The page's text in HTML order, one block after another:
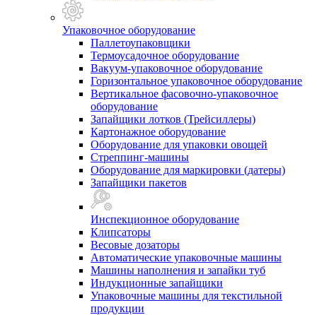
Упаковочное оборудование
Паллетоупаковщики
Термоусадочное оборудование
Вакуум-упаковочное оборудование
Горизонтальное упаковочное оборудование
Вертикальное фасовочно-упаковочное
оборудование
Запайщики лотков (Трейсиллеры)
Картонажное оборудование
Оборудование для упаковки овощей
Стреппинг-машины
Оборудование для маркировки (датеры)
Запайщики пакетов
Инспекционное оборудование
Клипсаторы
Весовые дозаторы
Автоматические упаковочные машины
Машины наполнения и запайки туб
Индукционные запайщики
Упаковочные машины для текстильной
продукции